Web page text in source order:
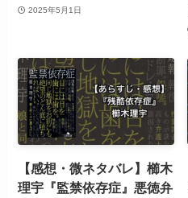
2025年5月1日
【感想・微ネタバレ】櫛木
理宇『監禁依存症』悪徳弁